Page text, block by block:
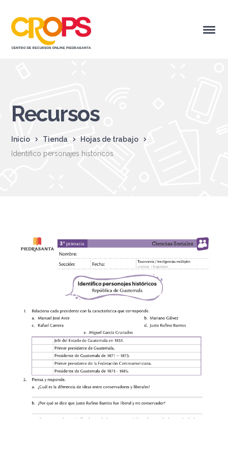
Recursos
Inicio Tienda
Hojas de trabajo
Identifico personajes históricos